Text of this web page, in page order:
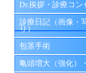
Dr.挨拶・診療コン
診療日記（画像・
り）
包茎手術
亀頭増大（強化）